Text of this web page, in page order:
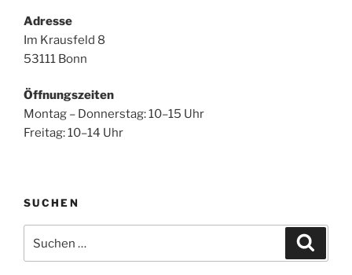
Adresse
Im Krausfeld 8
53111 Bonn
Öffnungszeiten
Montag – Donnerstag: 10–15 Uhr
Freitag: 10–14 Uhr
SUCHEN
nach: